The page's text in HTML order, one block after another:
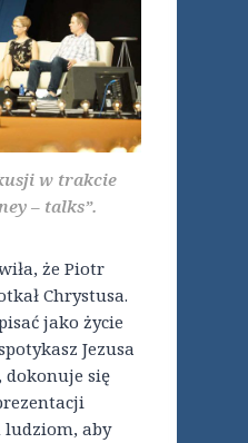
w trakcie
– talks”.
że Piotr
Chrystusa.
jako życie
Jezusa
dokonuje się
ludziom, aby